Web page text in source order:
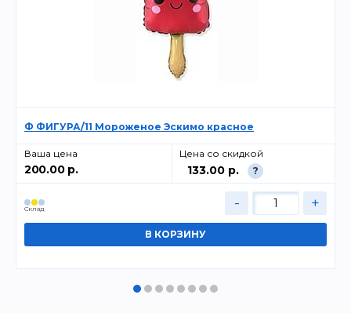
Ф ФИГУРА/11 Мороженое Эскимо красное
Ваша цена
200.00 р.
Цена со скидкой
133.00 р. ?
Cклад - +